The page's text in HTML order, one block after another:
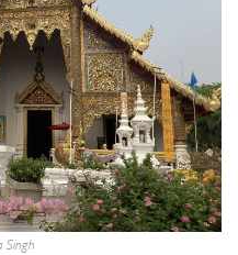
Singh